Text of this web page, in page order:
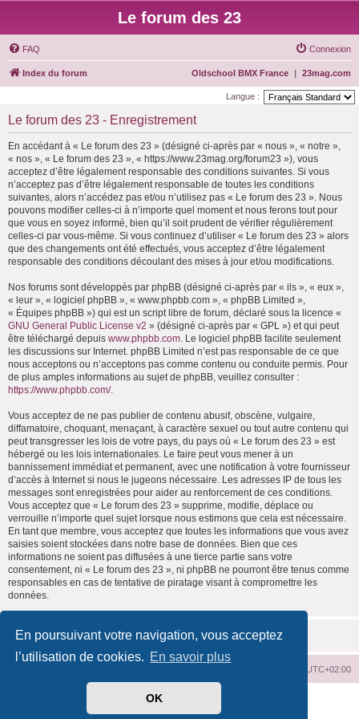
En poursuivant votre navigation, vous acceptez
l’utilisation de cookies. En savoir plus
OK
Le forum des 23
FAQ Connexion
Index du forum 23mag.com
|
Oldschool BMX France
Langue :
Le forum des 23 - Enregistrement
En accédant à « Le forum des 23 » (désigné ci-après par « nous », « notre »,
« nos », « Le forum des 23 », « https://www.23mag.org/forum23 »), vous
acceptez d’être légalement responsable des conditions suivantes. Si vous
n’acceptez pas d’être légalement responsable de toutes les conditions
suivantes, alors n’accédez pas et/ou n’utilisez pas « Le forum des 23 ». Nous
pouvons modifier celles-ci à n’importe quel moment et nous ferons tout pour
que vous en soyez informé, bien qu’il soit prudent de vérifier régulièrement
celles-ci par vous-même. Si vous continuez d’utiliser « Le forum des 23 » alors
que des changements ont été effectués, vous acceptez d’être légalement
responsable des conditions découlant des mises à jour et/ou modifications.
Nos forums sont développés par phpBB (désigné ci-après par « ils », « eux »,
« leur », « logiciel phpBB », « www.phpbb.com », « phpBB Limited »,
« Équipes phpBB ») qui est un script libre de forum, déclaré sous la licence «
GNU General Public License v2 » (désigné ci-après par « GPL ») et qui peut
être téléchargé depuis www.phpbb.com. Le logiciel phpBB facilite seulement
les discussions sur Internet. phpBB Limited n’est pas responsable de ce que
nous acceptons ou n’acceptons pas comme contenu ou conduite permis. Pour
de plus amples informations au sujet de phpBB, veuillez consulter :
https://www.phpbb.com/.
Vous acceptez de ne pas publier de contenu abusif, obscène, vulgaire,
diffamatoire, choquant, menaçant, à caractère sexuel ou tout autre contenu qui
peut transgresser les lois de votre pays, du pays où « Le forum des 23 » est
hébergé ou les lois internationales. Le faire peut vous mener à un
bannissement immédiat et permanent, avec une notification à votre fournisseur
d’accès à Internet si nous le jugeons nécessaire. Les adresses IP de tous les
messages sont enregistrées pour aider au renforcement de ces conditions.
Vous acceptez que « Le forum des 23 » supprime, modifie, déplace ou
verrouille n’importe quel sujet lorsque nous estimons que cela est nécessaire.
En tant que membre, vous acceptez que toutes les informations que vous avez
saisies soient stockées dans notre base de données. Bien que ces
informations ne soient pas diffusées à une tierce partie sans votre
consentement, ni « Le forum des 23 », ni phpBB ne pourront être tenus comme
responsables en cas de tentative de piratage visant à compromettre les
données.
UTC+02:00
phpBB ® Forum Software © phpBB Limited
phpBB-fr.com